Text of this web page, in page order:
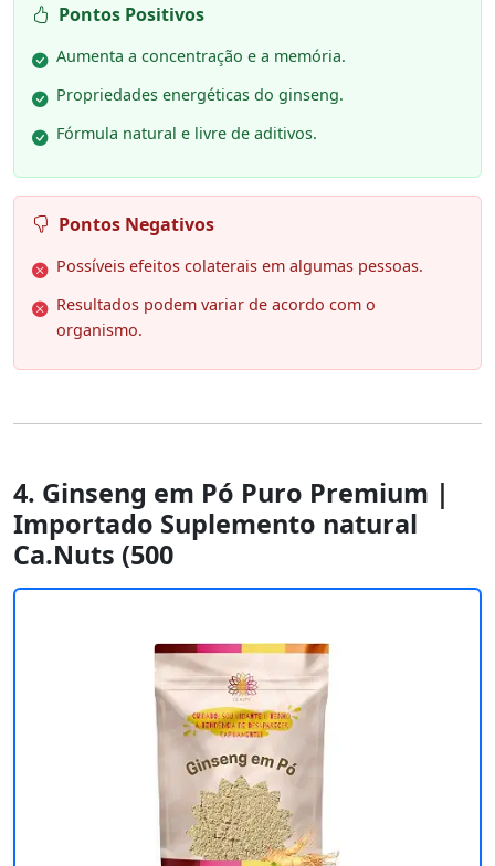
Pontos Positivos
Aumenta a concentração e a memória.
Propriedades energéticas do ginseng.
Fórmula natural e livre de aditivos.
Pontos Negativos
Possíveis efeitos colaterais em algumas pessoas.
Resultados podem variar de acordo com o
organismo.
4. Ginseng em Pó Puro Premium |
Importado Suplemento natural
Ca.Nuts (500